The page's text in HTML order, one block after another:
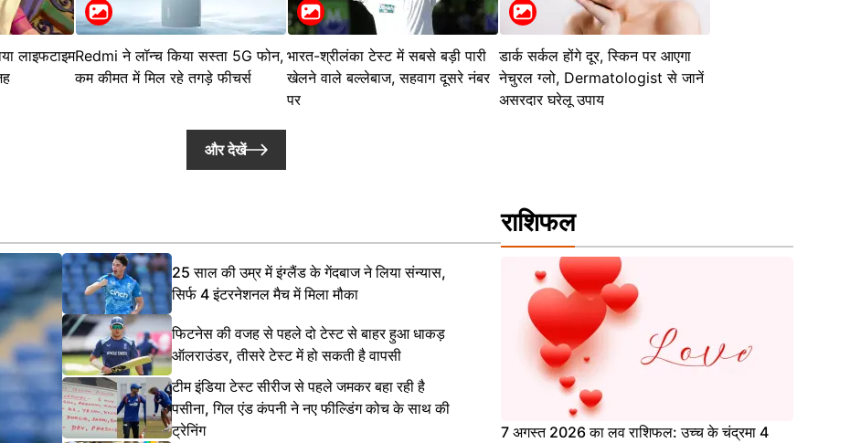
लाइफटाइमRedmi ने लॉन्च किया सस्ता 5G फोन,
कम कीमत में मिल रहे तगड़े फीचर्स
भारत-श्रीलंका टेस्ट में सबसे बड़ी पारी
खेलने वाले बल्लेबाज, सहवाग दूसरे नंबर
पर
डार्क सर्कल होंगे दूर, स्किन पर आएगा
नेचुरल ग्लो, Dermatologist से जानें
असरदार घरेलू उपाय
और देखें
25 साल की उम्र में इंग्लैंड के गेंदबाज ने लिया संन्यास,
सिर्फ 4 इंटरनेशनल मैच में मिला मौका
फिटनेस की वजह से पहले दो टेस्ट से बाहर हुआ धाकड़
ऑलराउंडर, तीसरे टेस्ट में हो सकती है वापसी
टीम इंडिया टेस्ट सीरीज से पहले जमकर बहा रही है
पसीना, गिल एंड कंपनी ने नए फील्डिंग कोच के साथ की
ट्रेनिंग
राशिफल
7 अगस्त 2026 का लव राशिफल: उच्च के चंद्रमा 4